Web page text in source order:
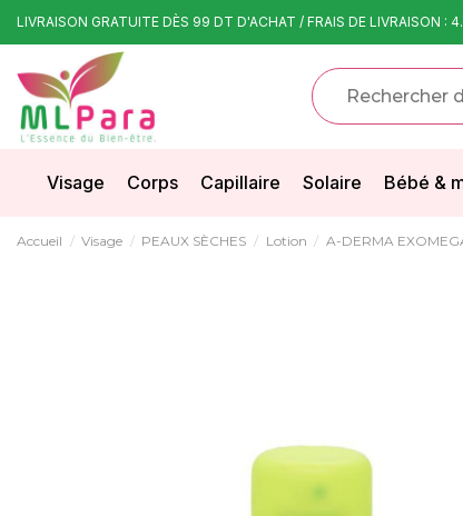
LIVRAISON GRATUITE DÈS 99 DT D'ACHAT / FRAIS DE LIVRAISON :
Visage Corps Capillaire Solaire Bébé &
Accueil Visage PEAUX SÈCHES Lotion A-DERMA